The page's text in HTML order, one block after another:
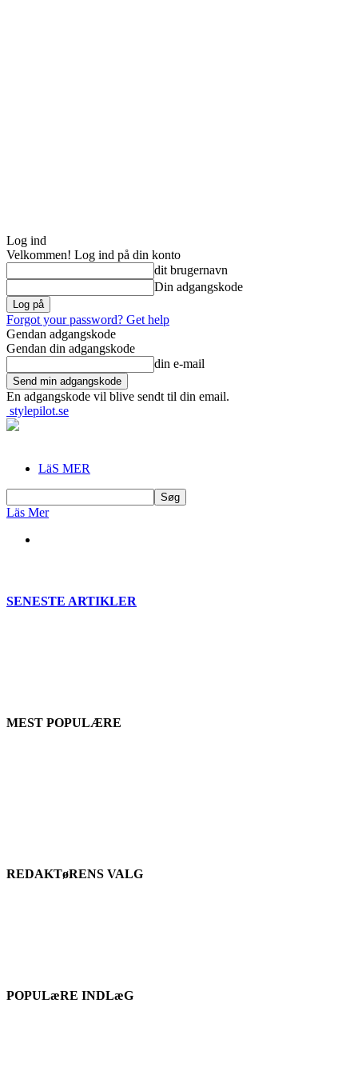
Log ind
Velkommen! Log ind på din konto
dit brugernavn
Din adgangskode
Forgot your password? Get help
Gendan adgangskode
Gendan din adgangskode
din e-mail
En adgangskode vil blive sendt til din email.
stylepilot.se
LäS MER
Läs Mer
SENESTE ARTIKLER
MEST POPULÆRE
REDAKTøRENS VALG
POPULæRE INDLæG